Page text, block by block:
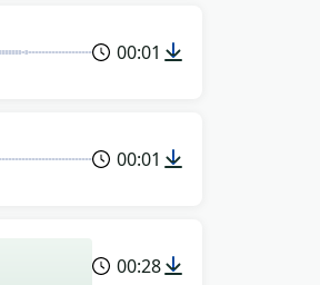
00:01
00:01
00:28